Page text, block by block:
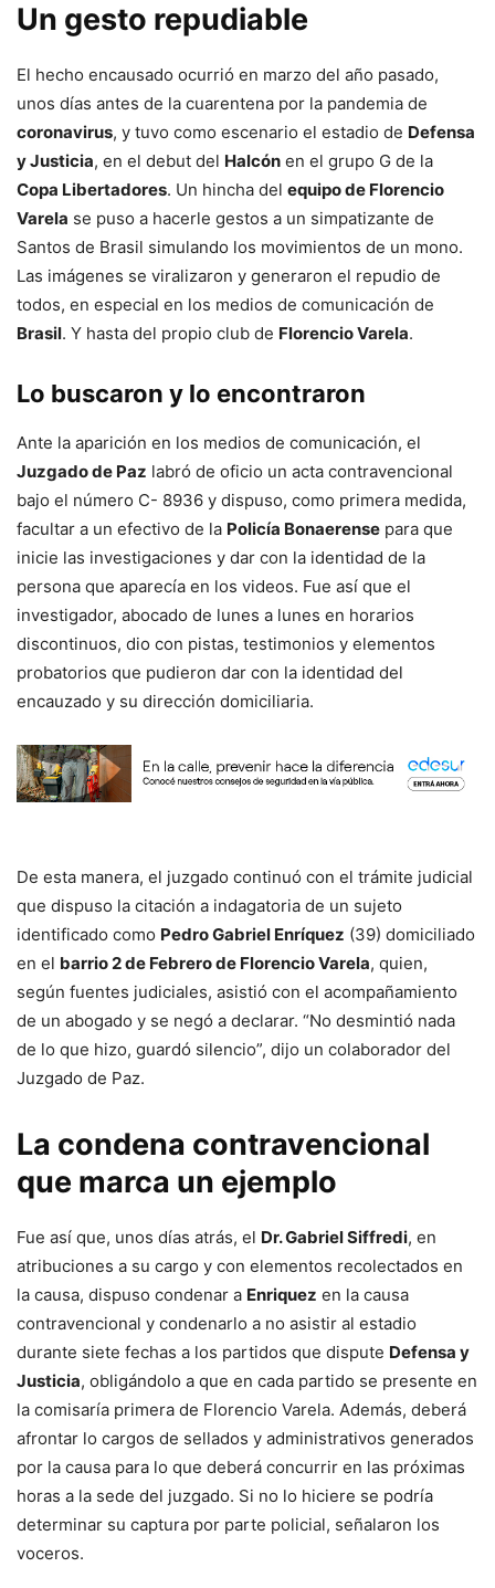
Un gesto repudiable
El hecho encausado ocurrió en marzo del año pasado,
unos días antes de la cuarentena por la pandemia de
coronavirus, y tuvo como escenario el estadio de Defensa
y Justicia, en el debut del Halcón en el grupo G de la
Copa Libertadores. Un hincha del equipo de Florencio
Varela se puso a hacerle gestos a un simpatizante de
Santos de Brasil simulando los movimientos de un mono.
Las imágenes se viralizaron y generaron el repudio de
todos, en especial en los medios de comunicación de
Brasil. Y hasta del propio club de Florencio Varela.
Lo buscaron y lo encontraron
Ante la aparición en los medios de comunicación, el
Juzgado de Paz labró de oficio un acta contravencional
bajo el número C- 8936 y dispuso, como primera medida,
facultar a un efectivo de la Policía Bonaerense para que
inicie las investigaciones y dar con la identidad de la
persona que aparecía en los videos. Fue así que el
investigador, abocado de lunes a lunes en horarios
discontinuos, dio con pistas, testimonios y elementos
probatorios que pudieron dar con la identidad del
encauzado y su dirección domiciliaria.
De esta manera, el juzgado continuó con el trámite judicial
que dispuso la citación a indagatoria de un sujeto
identificado como Pedro Gabriel Enríquez (39) domiciliado
en el barrio 2 de Febrero de Florencio Varela, quien,
según fuentes judiciales, asistió con el acompañamiento
de un abogado y se negó a declarar. “No desmintió nada
de lo que hizo, guardó silencio”, dijo un colaborador del
Juzgado de Paz.
La condena contravencional
que marca un ejemplo
Fue así que, unos días atrás, el Dr. Gabriel Siffredi, en
atribuciones a su cargo y con elementos recolectados en
la causa, dispuso condenar a Enriquez en la causa
contravencional y condenarlo a no asistir al estadio
durante siete fechas a los partidos que dispute Defensa y
Justicia, obligándolo a que en cada partido se presente en
la comisaría primera de Florencio Varela. Además, deberá
afrontar lo cargos de sellados y administrativos generados
por la causa para lo que deberá concurrir en las próximas
horas a la sede del juzgado. Si no lo hiciere se podría
determinar su captura por parte policial, señalaron los
voceros.